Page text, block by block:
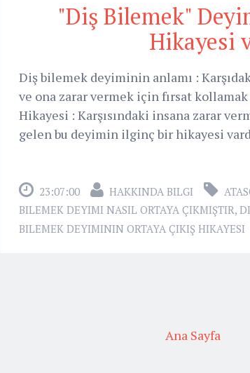
"Diş Bilemek"
Hikayesi
Diş bilemek deyiminin anlamı :
ve ona zarar vermek için fırsat
Hikayesi : Karşısındaki insana zarar
gelen bu deyimin ilginç bir hikayesi
23:07:00 HAKKINDA BILGI
BILEMEK DEYIMI NASIL ORTAYA ÇIKMIŞTIR,
BILEMEK DEYIMININ ORTAYA ÇIKIŞ HIKAYESI
Ana Sayfa